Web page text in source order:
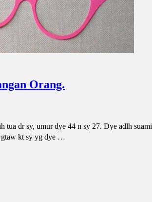
Orang.
tua dr sy, umur dye 44 n sy 27. Dye adlh suami
gtaw kt sy yg dye …